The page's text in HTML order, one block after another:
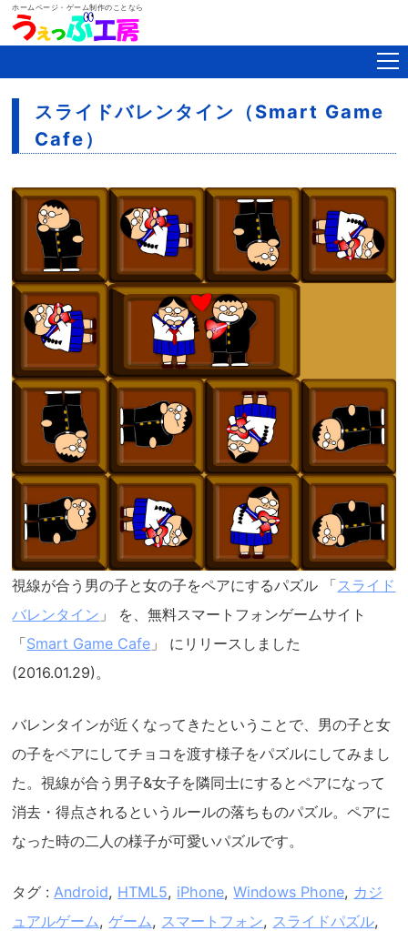
ホームページ・ゲーム制作のことなら
スライドバレンタイン（Smart Game
Cafe）
視線が合う男の子と女の子をペアにするパズル 「スライド
バレンタイン 」 を、無料スマートフォンゲームサイト
「Smart Game Cafe 」 にリリースしました
(2016.01.29)。
バレンタインが近くなってきたということで、男の子と女
の子をペアにしてチョコを渡す様子をパズルにしてみまし
た。視線が合う男子&女子を隣同士にするとペアになって
消去・得点されるというルールの落ちものパズル。ペアに
なった時の二人の様子が可愛いパズルです。
タグ : Android, HTML5, iPhone,Windows Phone, カジ
ュアルゲーム,ゲーム, スマートフォン, スライドパズル,